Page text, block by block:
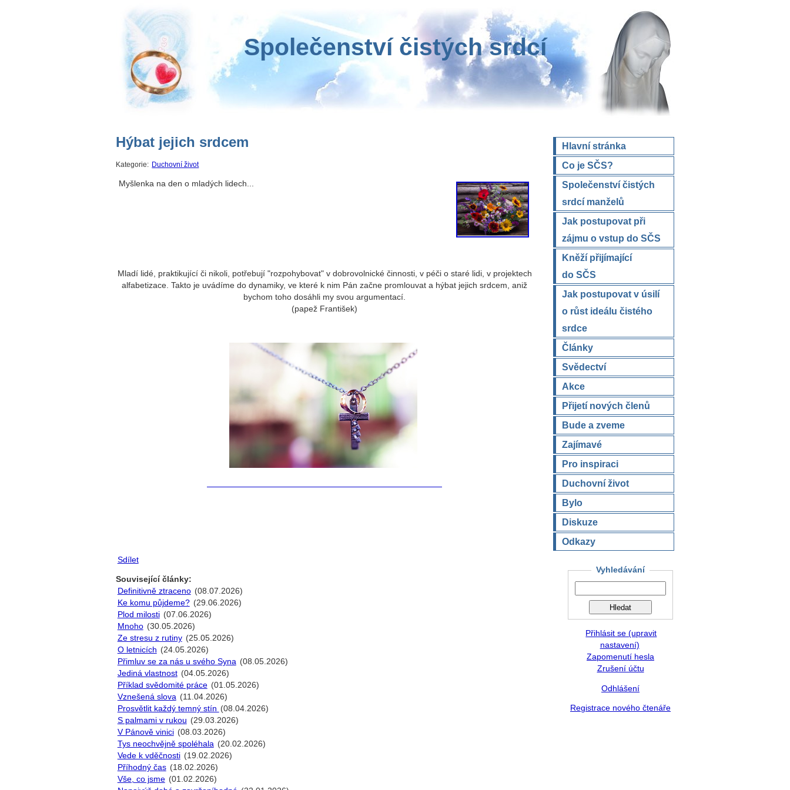
Společenství čistých srdcí
Hlavní stránka
Co je SČS?
Společenství čistých
srdcí manželů
Jak postupovat při
zájmu o vstup do SČS
Kněží přijímající
do SČS
Jak postupovat v úsilí
o růst ideálu čistého
srdce
Články
Svědectví
Akce
Přijetí nových členů
Bude a zveme
Zajímavé
Pro inspiraci
Duchovní život
Bylo
Diskuze
Odkazy
Hýbat jejich srdcem
Kategorie: Duchovní život
Myšlenka na den o mladých lidech...
Mladí lidé, praktikující či nikoli, potřebují "rozpohybovat" v dobrovolnické činnosti, v péči o staré lidi, v projektech
alfabetizace. Takto je uvádíme do dynamiky, ve které k nim Pán začne promlouvat a hýbat jejich srdcem, aniž
bychom toho dosáhli my svou argumentací.
(papež František)
Sdílet
Související články:
Definitivně ztraceno (08.07.2026)
Ke komu půjdeme? (29.06.2026)
Plod milosti (07.06.2026)
Mnoho (30.05.2026)
Ze stresu z rutiny (25.05.2026)
O letnicích (24.05.2026)
Přimluv se za nás u svého Syna (08.05.2026)
Jediná vlastnost (04.05.2026)
Příklad svědomité práce (01.05.2026)
Vznešená slova (11.04.2026)
Prosvětlit každý temný stín (08.04.2026)
S palmami v rukou (29.03.2026)
V Pánově vinici (08.03.2026)
Tys neochvějně spoléhala (20.02.2026)
Vede k vděčnosti (19.02.2026)
Příhodný čas (18.02.2026)
Vše, co jsme (01.02.2026)
Vyhledávání
Přihlásit se (upravit
nastavení)
Zapomenutí hesla
Zrušení účtu
Odhlášení
Registrace nového čtenáře